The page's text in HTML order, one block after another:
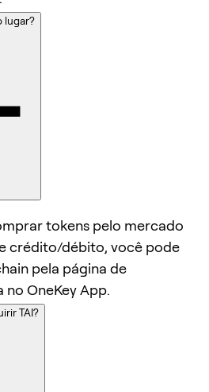
lugar?
tokens pelo mercado
crédito/débito, você pode
pela página de
OneKey App.
TAI?